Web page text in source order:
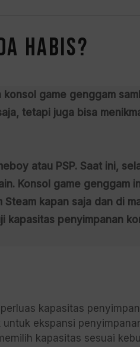
habis?
game genggam
tetapi juga bisa
atau PSP. Saat ini,
Konsol game genggam
kapan saja dan di
penyimpanan
kapasitas
ekspansi
kapasitas sesuai